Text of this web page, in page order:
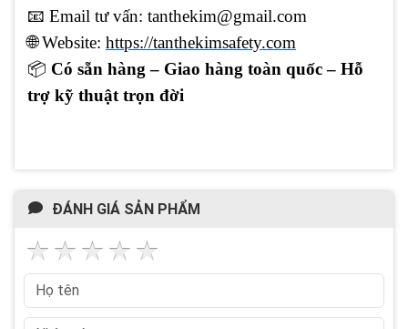
📧 Email tư vấn: tanthekim@gmail.com
🌐Website: https://tanthekimsafety.com
📦 Có sẵn hàng – Giao hàng toàn quốc – Hỗ
trợ kỹ thuật trọn đời
ĐÁNH GIÁ SẢN PHẨM